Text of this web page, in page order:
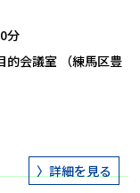
分
的会議室 （練馬区豊